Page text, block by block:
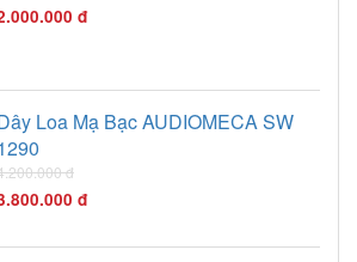
đ
Loa Mạ Bạc AUDIOMECA SW
đ
đ